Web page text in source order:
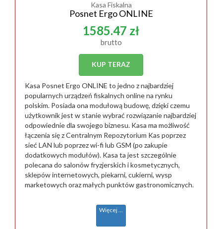
Kasa Fiskalna
Posnet Ergo ONLINE
1585.47 zł
brutto
KUP TERAZ
Kasa Posnet Ergo ONLINE to jedno z najbardziej
popularnych urządzeń fiskalnych online na rynku
polskim. Posiada ona modułową budowę, dzięki czemu
użytkownik jest w stanie wybrać rozwiązanie najbardziej
odpowiednie dla swojego biznesu. Kasa ma możliwość
łączenia się z Centralnym Repozytorium Kas poprzez
sieć LAN lub poprzez wi-fi lub GSM (po zakupie
dodatkowych modułów). Kasa ta jest szczególnie
polecana do salonów fryzjerskich i kosmetycznych,
sklepów internetowych, piekarni, cukierni, wysp
marketowych oraz małych punktów gastronomicznych.
Więcej ...